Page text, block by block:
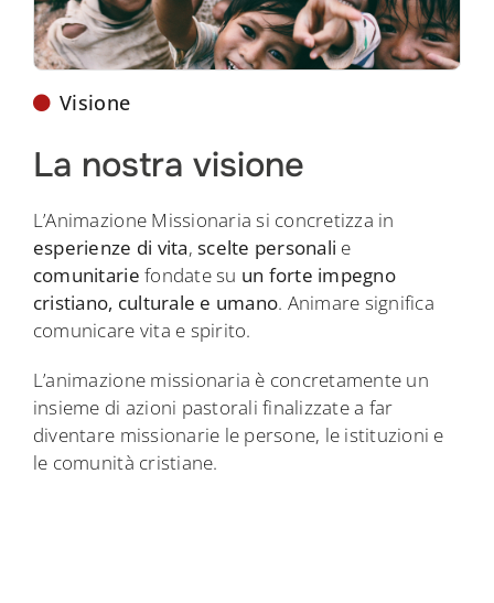
Visione
La nostra visione
L’Animazione Missionaria si concretizza in
esperienze di vita,scelte personali e
comunitarie fondate su un forte impegno
cristiano, culturale e umano. Animare significa
comunicare vita e spirito.
L’animazione missionaria è concretamente un
insieme di azioni pastorali finalizzate a far
diventare missionarie le persone, le istituzioni e
le comunità cristiane.